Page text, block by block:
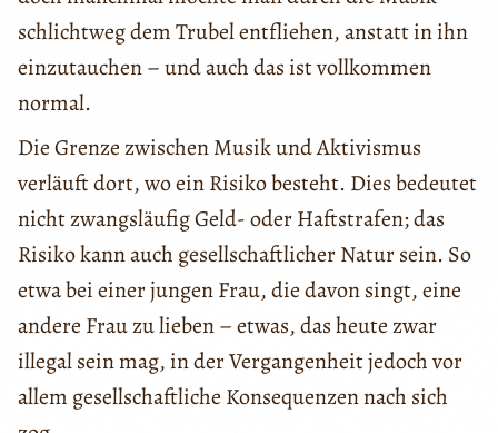
schlichtweg dem Trubel entfliehen, anstatt in ihn
einzutauchen – und auch das ist vollkommen
normal.
Die Grenze zwischen Musik und Aktivismus
verläuft dort, wo ein Risiko besteht. Dies bedeutet
nicht zwangsläufig Geld- oder Haftstrafen; das
Risiko kann auch gesellschaftlicher Natur sein. So
etwa bei einer jungen Frau, die davon singt, eine
andere Frau zu lieben – etwas, das heute zwar
illegal sein mag, in der Vergangenheit jedoch vor
allem gesellschaftliche Konsequenzen nach sich